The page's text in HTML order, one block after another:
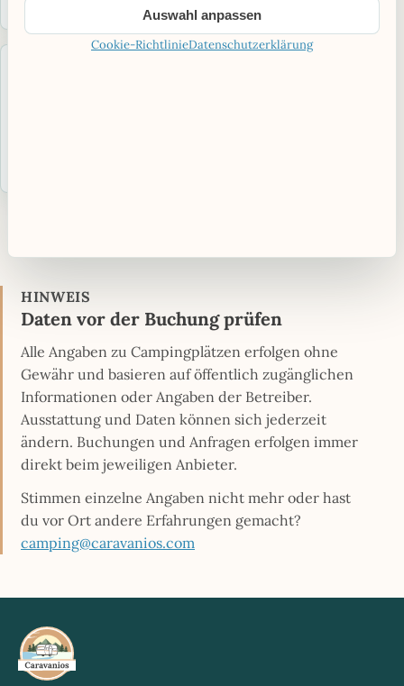
Auswahl anpassen
Cookie-RichtlinieDatenschutzerklärung
HINWEIS
Daten vor der Buchung prüfen
Alle Angaben zu Campingplätzen erfolgen ohne
Gewähr und basieren auf öffentlich zugänglichen
Informationen oder Angaben der Betreiber.
Ausstattung und Daten können sich jederzeit
ändern. Buchungen und Anfragen erfolgen immer
direkt beim jeweiligen Anbieter.
Stimmen einzelne Angaben nicht mehr oder hast
du vor Ort andere Erfahrungen gemacht?
camping@caravanios.com